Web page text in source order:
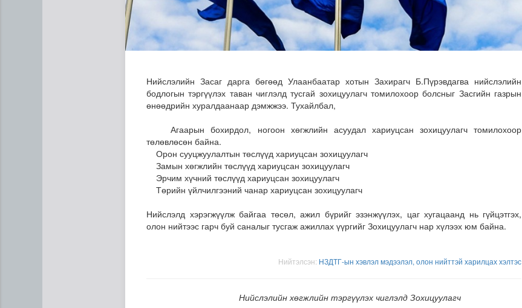
Нийслэлийн Засаг дарга бөгөөд Улаанбаатар хотын Захирагч Б.Пүрэвдагва нийслэлийн
бодлогын тэргүүлэх таван чиглэлд тусгай зохицуулагч томилохоор болсныг Засгийн газрын
өнөөдрийн хуралдаанаар дэмжжээ. Тухайлбал,
Агаарын бохирдол, ногоон хөгжлийн асуудал хариуцсан зохицуулагч томилохоор
төлөвлөсөн байна.
Орон сууцжуулалтын төслүүд хариуцсан зохицуулагч
Замын хөгжлийн төслүүд хариуцсан зохицуулагч
Эрчим хүчний төслүүд хариуцсан зохицуулагч
Төрийн үйлчилгээний чанар хариуцсан зохицуулагч
Нийслэлд хэрэгжүүлж байгаа төсөл, ажил бүрийг эзэнжүүлэх, цаг хугацаанд нь гүйцэтгэх,
олон нийтээс гарч буй саналыг тусгаж ажиллах үүргийг Зохицуулагч нар хүлээх юм байна.
Нийтэлсэн: НЗДТГ-ын хэвлэл мэдээлэл, олон нийттэй харилцах хэлтэс
Нийслэлийн хөгжлийн тэргүүлэх чиглэлд Зохицуулагч